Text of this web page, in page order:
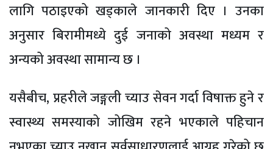
लागि पठाइएको खड्काले जानकारी दिए । उनका
अनुसार बिरामीमध्ये दुई जनाको अवस्था मध्यम र
अन्यको अवस्था सामान्य छ ।
यसैबीच, प्रहरीले जङ्गली च्याउ सेवन गर्दा विषाक्त हुने र
स्वास्थ्य समस्याको जोखिम रहने भएकाले पहिचान